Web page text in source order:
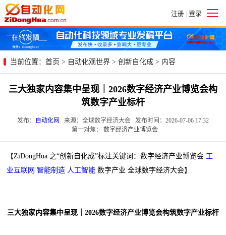
注册 | 登录
当前位置： 首页 > 自动化观世界 > 创新自化成 > 内容
三大独家内容集中呈现｜2026数字经济产业博览会构
筑数字产业标杆
发布： 自动化网
来源：全球数字经济大会 发布时间：2026-07-06 17:32
第一对焦： 数字经济产业博览会
【ZiDongHua 之“创新自化成”标注关键词：数字经济产业博览会 工
业互联网 智能制造 人工智能 数字产业 全球数字经济大会】
三大独家内容集中呈现｜2026数字经济产业博览会构筑数字产业标杆